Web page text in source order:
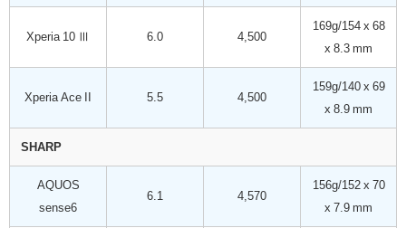
Xperia 10 Ⅲ 6.0 4,500
169g/154 x 68
x 8.3 mm
Xperia Ace II 5.5 4,500
159g/140 x 69
x 8.9 mm
SHARP
AQUOS
sense6
6.1 4,570
156g/152 x 70
x 7.9 mm